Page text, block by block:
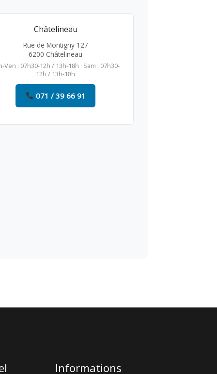
Châtelineau
Rue de Montigny 127
6200 Châtelineau
Ven : 07h30-12h / 13h-18h · Sam : 07h30-
12h / 13h-18h
071 / 39 66 91
Informations